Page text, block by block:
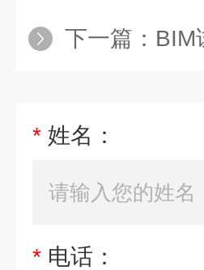
下一篇： BIM
* 姓名：
* 电话：